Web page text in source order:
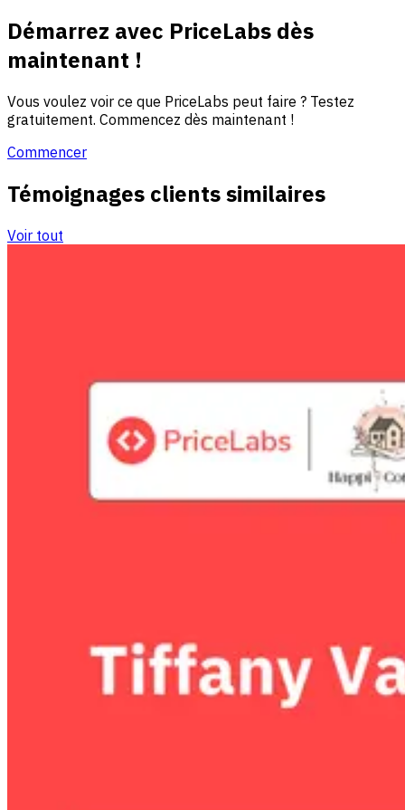
Démarrez avec PriceLabs dès
maintenant !
Vous voulez voir ce que PriceLabs peut faire ? Testez
gratuitement. Commencez dès maintenant !
Commencer
Témoignages clients similaires
Voir tout